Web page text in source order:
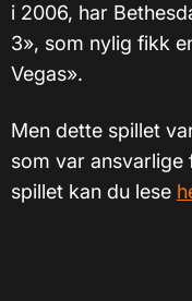
i 2006, har
3», som nylig fikk
Vegas».
Men dette spillet
som var ansvarlige
spillet kan du lese